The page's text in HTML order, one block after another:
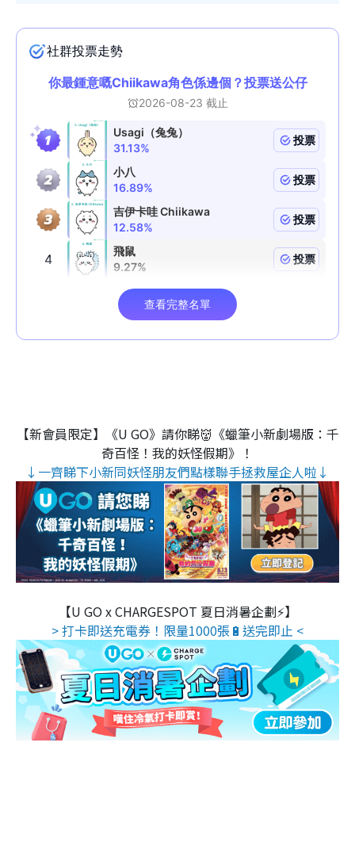
【新會員限定】《U GO》請你睇👹《蠟筆小新劇場版：千
奇百怪！我的妖怪假期》！
↓一齊睇下小新同妖怪朋友們點樣聯手拯救屋企人啦↓
【U GO x CHARGESPOT 夏日消暑企劃⚡】
> 打卡即送充電券！限量1000張🔋送完即止 <